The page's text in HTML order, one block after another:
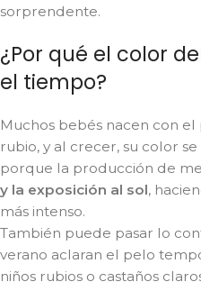
sorprendente.
¿Por qué el color
el tiempo?
Muchos bebés nacen con
rubio, y al crecer, su color
porque la producción de
y la exposición al sol,
más intenso.
También puede pasar lo
verano aclaran el pelo
niños rubios o castaños